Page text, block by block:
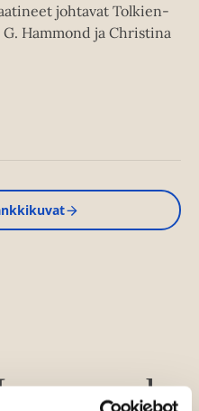
johtavat Tolkien-
Hammond ja Christina